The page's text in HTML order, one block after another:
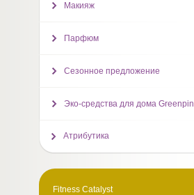
Макияж
Парфюм
Сезонное предложение
Эко-средства для дома Greenpin
Атрибутика
Fitness Catalyst